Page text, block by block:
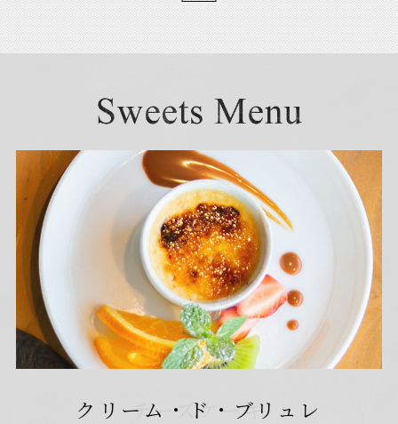
チーズケーキ
クリーム・ド・ブリュレ
デザートフレンチトースト